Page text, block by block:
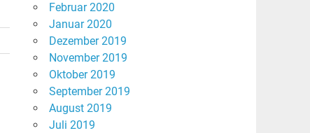
Februar 2020
Januar 2020
Dezember 2019
November 2019
Oktober 2019
September 2019
August 2019
Juli 2019